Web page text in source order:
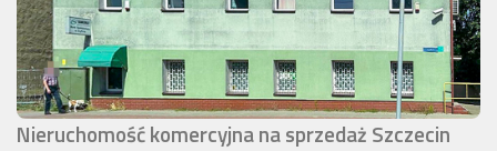
Nieruchomość komercyjna na sprzedaż Szczecin